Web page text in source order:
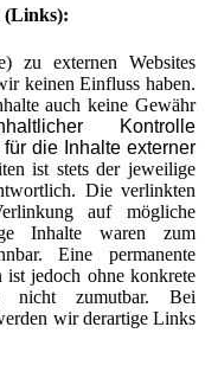
(Links):
zu externen Websites
keinen Einfluss haben.
auch keine Gewähr
Kontrolle
die Inhalte externer
ist stets der jeweilige
Die verlinkten
auf mögliche
Inhalte waren zum
Eine permanente
jedoch ohne konkrete
nicht zumutbar. Bei
wir derartige Links